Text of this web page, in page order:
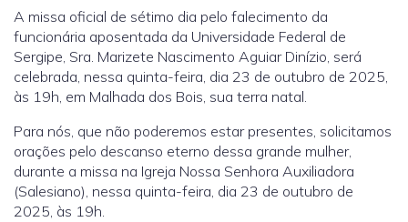
A missa oficial de sétimo dia pelo falecimento da
funcionária aposentada da Universidade Federal de
Sergipe, Sra. Marizete Nascimento Aguiar Dinízio, será
celebrada, nessa quinta-feira, dia 23 de outubro de 2025,
às 19h, em Malhada dos Bois, sua terra natal.
Para nós, que não poderemos estar presentes, solicitamos
orações pelo descanso eterno dessa grande mulher,
durante a missa na Igreja Nossa Senhora Auxiliadora
(Salesiano), nessa quinta-feira, dia 23 de outubro de
2025, às 19h.